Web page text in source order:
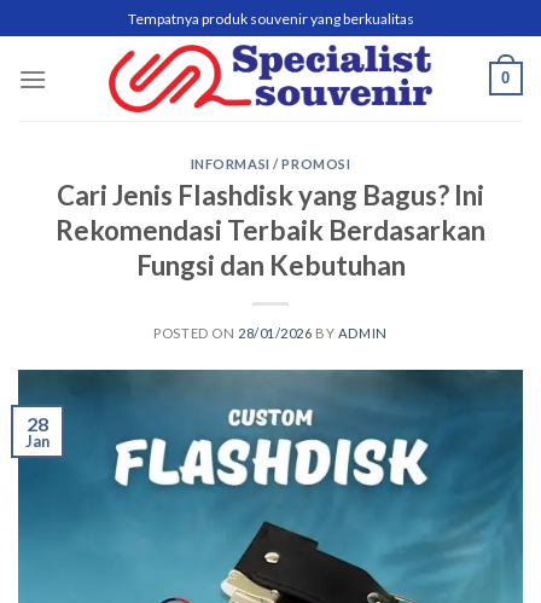
to
content
Tempatnya produk souvenir yang berkualitas
0
INFORMASI / PROMOSI
Cari Jenis Flashdisk yang Bagus? Ini
Rekomendasi Terbaik Berdasarkan
Fungsi dan Kebutuhan
POSTED ON 28/01/2026 BY ADMIN
28
Jan